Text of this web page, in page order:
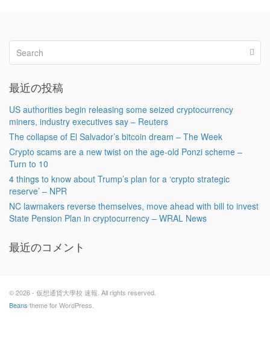
最近の投稿
US authorities begin releasing some seized cryptocurrency
miners, industry executives say – Reuters
The collapse of El Salvador’s bitcoin dream – The Week
Crypto scams are a new twist on the age-old Ponzi scheme –
Turn to 10
4 things to know about Trump’s plan for a ‘crypto strategic
reserve’ – NPR
NC lawmakers reverse themselves, move ahead with bill to invest
State Pension Plan in cryptocurrency – WRAL News
最近のコメント
© 2026 - 仮想通貨大學校 速報. All rights reserved.
Beans theme for WordPress.